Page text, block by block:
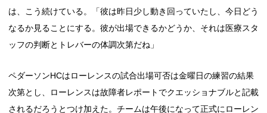
は、こう続けている。「彼は昨日少し動き回っていたし、今日どう
なるか見ることにする。彼が出場できるかどうか、それは医療スタ
ッフの判断とトレバーの体調次第だね」
ペダーソンHCはローレンスの試合出場可否は金曜日の練習の結果
次第とし、ローレンスは故障者レポートでクエッショナブルと記載
されるだろうとつけ加えた。チームは午後になって正式にローレン